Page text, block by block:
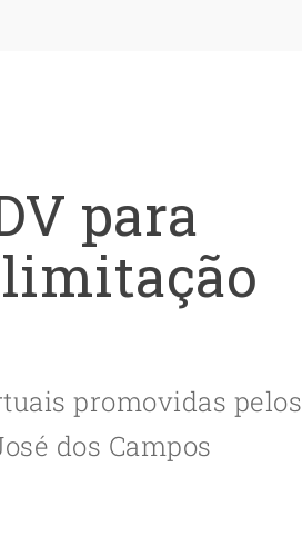
para
promovidas pelos
dos Campos